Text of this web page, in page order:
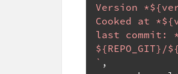
Version
Cooked at
last commit:
` ,